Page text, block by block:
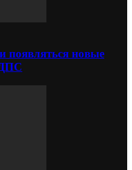
появляться новые